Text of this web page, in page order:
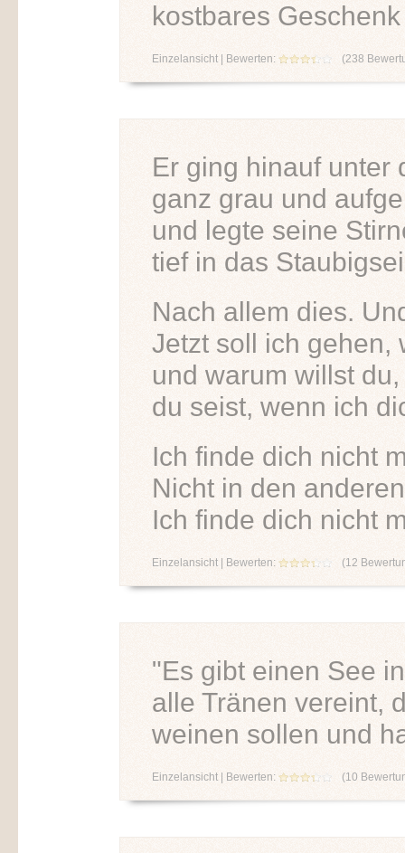
kostbares
Einzelansicht| Bewerten: (238
Er ging hinauf unter
ganz grau und
und legte seine
tief in das
Nach allem dies.
Jetzt soll ich gehen,
und warum willst
du seist, wenn ich
Ich finde dich nicht
Nicht in den
Ich finde dich nicht
Einzelansicht | Bewerten: (12
"Es gibt einen See
alle Tränen vereint,
weinen sollen und
Einzelansicht| Bewerten: (10